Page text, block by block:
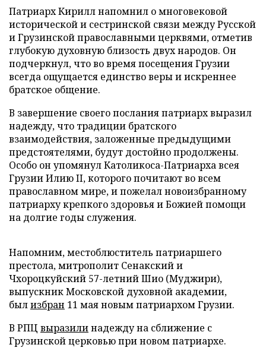
Патриарх Кирилл напомнил о многовековой
исторической и сестринской связи между Русской
и Грузинской православными церквями, отметив
глубокую духовную близость двух народов. Он
подчеркнул, что во время посещения Грузии
всегда ощущается единство веры и искреннее
братское общение.
В завершение своего послания патриарх выразил
надежду, что традиции братского
взаимодействия, заложенные предыдущими
предстоятелями, будут достойно продолжены.
Особо он упомянул Католикоса-Патриарха всея
Грузии Илию II, которого почитают во всем
православном мире, и пожелал новоизбранному
патриарху крепкого здоровья и Божией помощи
на долгие годы служения.
Напомним, местоблюститель патриаршего
престола, митрополит Сенакский и
Чхороцкуйский 57-летний Шио (Муджири),
выпускник Московской духовной академии,
былизбран 11 мая новым патриархом Грузии.
В РПЦ выразилинадежду на сближение с
Грузинской церковью при новом патриархе.